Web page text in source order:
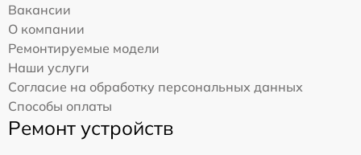
Вакансии
О компании
Ремонтируемые модели
Наши услуги
Согласие на обработку персональных данных
Способы оплаты
Ремонт устройств